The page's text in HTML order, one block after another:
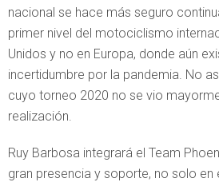
nacional se hace más seguro
primer nivel del motociclismo
Unidos y no en Europa, donde aún
incertidumbre por la pandemia. No
cuyo torneo 2020 no se vio
realización.
Ruy Barbosa integrará el Team
gran presencia y soporte, no solo en